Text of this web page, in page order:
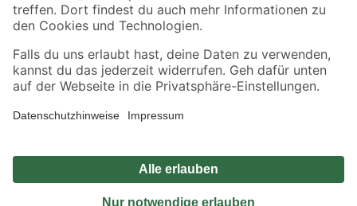
Alle Preisangaben in EUR inkl. gesetzl. MwSt.. Die dargestellten Angebote sind unter
Umständen nicht in allen Märkten verfügbar. Die angegebenen Verfügbarkeiten beziehen
Produkte nur solange der Vorrat reicht.
*Paketversand ab 59 € versandkostenfrei, gilt nicht für Artikel mit Speditionsversand, hier
Privatsphäre Impressum
Nutzungsbedingungen
Widerrufsrecht
Vertrag widerrufen